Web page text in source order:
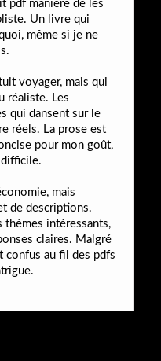
pdf manière de les
Un livre qui
même si je ne
voyager, mais qui
réaliste. Les
qui dansent sur le
réels. La prose est
pour mon goût,
mais
de descriptions.
thèmes intéressants,
claires. Malgré
confus au fil des pdfs